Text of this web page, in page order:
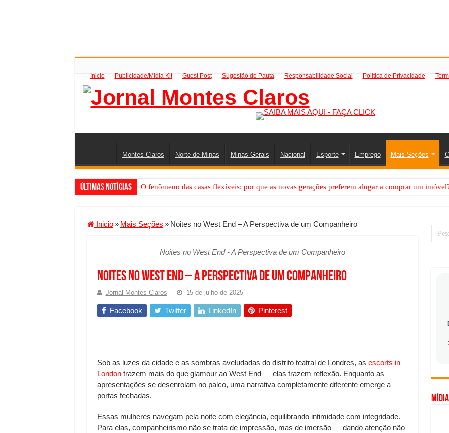
Inicio Publicidade/Midia Kit Guest Post Sugestão de Pauta Responsabilidade Social Politica de Privacidade
Montes Claros Norte de Minas Minas Gerais Nacional Esporte Emprego Mais Seções
Últimas Notícias O fenômeno das casas flexíveis: por que as novas gerações preferem alugar a comprar um
Conheça a melhor empresa de transfer passeios e traslados em Porto Seguro, Bahia
Mais da metade dos trabalhadores desconfia dos canais de denúncia das empresas
Comércio Interativo ganha força no Brasil com a chegada da VIVAMOMENTO ao polo
De economista a referência nacional: como Jaque Rosa ensina tarólogas a faturarem mais de R$
Marcenaria sob medida: quando vale mais a pena investir em móveis personalizados?
Investimento em energia limpa chega para brasileiros: ZCT traz oportunidades de lucro seguro
Serralheria de Alumínio vs. Ferro: guia completo para escolher o portão ideal para seu imóvel
O Crescimento da Influência de Especialistas Independentes
Inicio » Mais Seções » Noites no West End – A Perspectiva de um Companheiro
Noites no West End - A Perspectiva de um Companheiro
Noites no West End – A Perspectiva de um Companheiro
Jornal Montes Claros 15 de julho de 2025
Facebook Twitter LinkedIn Pinterest
Sob as luzes da cidade e as sombras aveludadas do distrito teatral de Londres, as escorts in
Londontrazem mais do que glamour ao West End — elas trazem reflexão. Enquanto as
apresentações se desenrolam no palco, uma narrativa completamente diferente emerge a
portas fechadas.
Essas mulheres navegam pela noite com elegância, equilibrando intimidade com integridade.
Para elas, companheirismo não se trata de impressão, mas de imersão — dando atenção não